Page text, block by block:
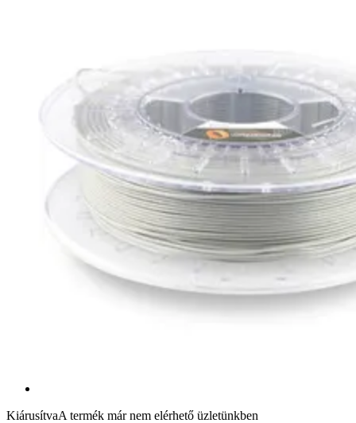
KiárusítvaA termék már nem elérhető üzletünkben